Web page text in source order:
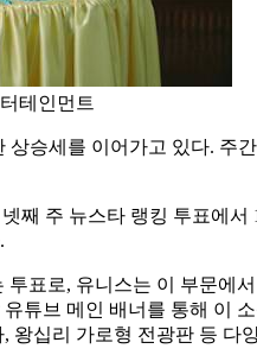
테인먼트
승세를 이어가고 있다. 주
째 주 뉴스타 랭킹 투표에
표로, 유니스는 이 부문
튜브 메인 배너를 통해 이
왕십리 가로형 전광판 등 다